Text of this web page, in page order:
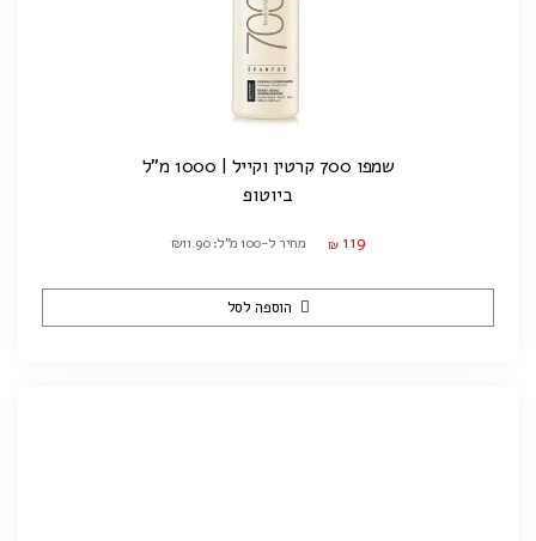
שמפו 700 קרטין וקייל | 1000 מ"ל
ביוטופ
₪ 119 מחיר ל-100 מ"ל: ₪11.90
הוספה לסל